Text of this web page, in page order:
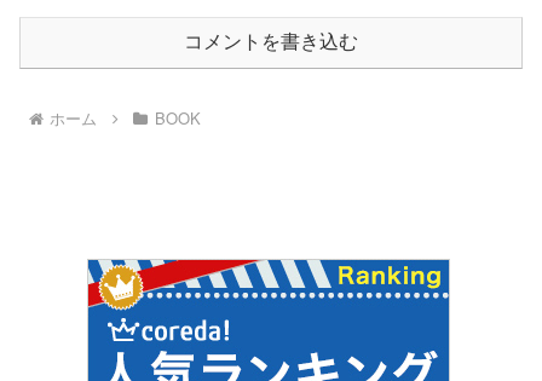
コメントを書き込む
ホーム BOOK